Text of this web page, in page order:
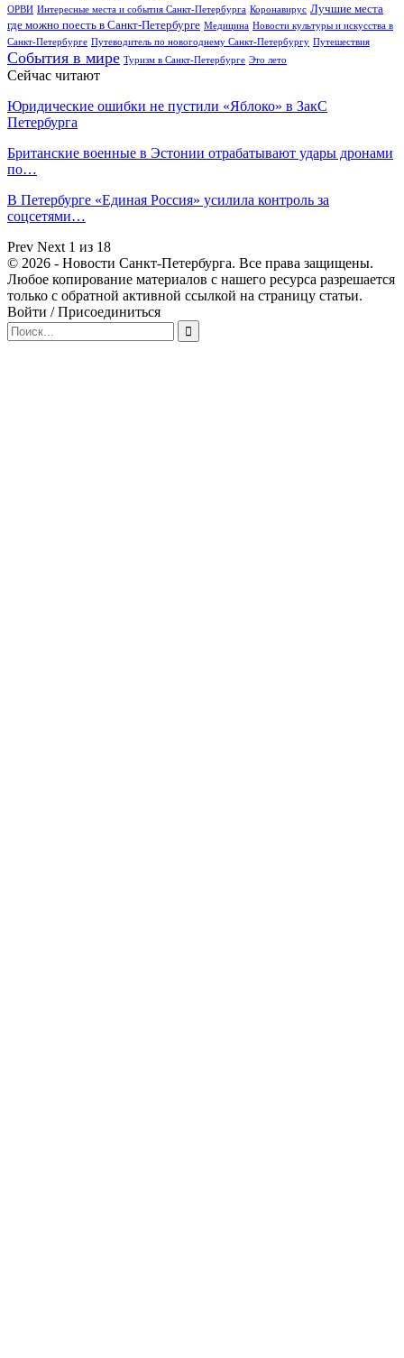
ОРВИ Интересные места и события Санкт-Петербурга Коронавирус Лучшие места
где можно поесть в Санкт-Петербурге Медицина Новости культуры и искусства в
Санкт-Петербурге Путеводитель по новогоднему Санкт-Петербургу Путешествия
События в мире Туризм в Санкт-Петербурге Это лето
Сейчас читают
Юридические ошибки не пустили «Яблоко» в ЗакС
Петербурга
Британские военные в Эстонии отрабатывают удары дронами
по…
В Петербурге «Единая Россия» усилила контроль за
соцсетями…
Prev Next 1 из 18
© 2026 - Новости Санкт-Петербурга. Все права защищены.
Любое копирование материалов с нашего ресурса разрешается
только с обратной активной ссылкой на страницу статьи.
Войти / Присоединиться